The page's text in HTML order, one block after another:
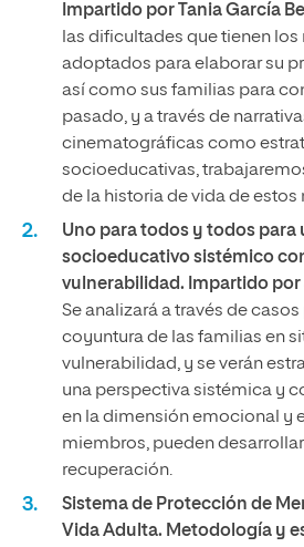
Impartido por Tania García
las dificultades que tienen
adoptados para elaborar su
así como sus familias para
pasado, y a través de
cinematográficas como
socioeducativas,
de la historia de vida de estos
Uno para todos y todos para
socioeducativo sistémico
vulnerabilidad. Impartido por
Se analizará a través de
coyuntura de las familias en
vulnerabilidad, y se verán
una perspectiva sistémica y
en la dimensión emocional y
miembros, pueden
recuperación.
Sistema de Protección de
Vida Adulta. Metodología y